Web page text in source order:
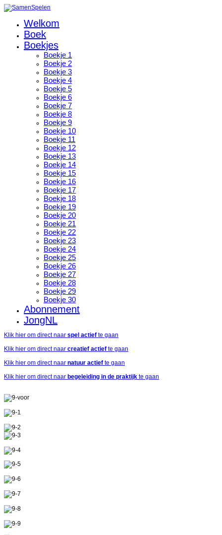
Welkom
Boek
Boekjes
Boekje 1
Boekje 2
Boekje 3
Boekje 4
Boekje 5
Boekje 6
Boekje 7
Boekje 8
Boekje 9
Boekje 10
Boekje 11
Boekje 12
Boekje 13
Boekje 14
Boekje 15
Boekje 16
Boekje 17
Boekje 18
Boekje 19
Boekje 20
Boekje 21
Boekje 22
Boekje 23
Boekje 24
Boekje 25
Boekje 26
Boekje 27
Boekje 28
Boekje 29
Boekje 30
Abonnement
JongNL
Klik hier om direct naar spel actief te gaan
Klik hier om direct naar creatief actief te gaan
Klik hier om direct naar natuur actief te gaan
Klik hier om direct naar begeleiding in de praktijk te gaan